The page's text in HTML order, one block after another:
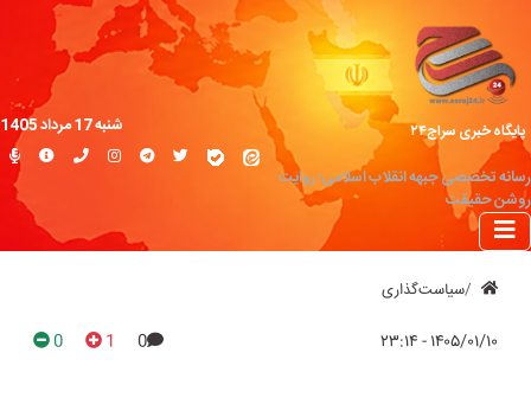
پایگاه خبری سراج۲۴
رسانه تخصصی جبهه انقلاب اسلامی؛ روایت
روشن حقیقت
شنبه 17 مرداد 1405
سیاست‌گذاری
۱۴۰۵/۰۱/۱۰ - ۲۳:۱۴ 0
1
0